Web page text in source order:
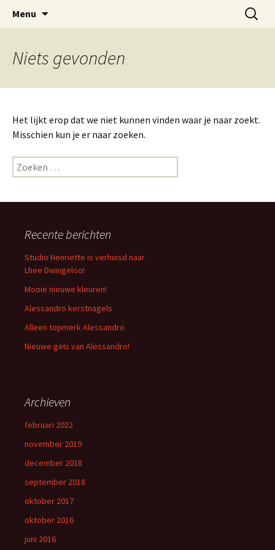
inhoud
Nagelstudio Studio Henriette
Dwingeloo
Bij nagelstudio Studio Henriette in Dwingeloo
kunt u terecht voor gelnagels, spa manicure
en gellak
Menu
Zoeken
naar:
Niets gevonden
Het lijkt erop dat we niet kunnen vinden waar je naar zoekt.
Misschien kun je er naar zoeken.
Zoeken
naar:
Recente berichten
Studio Henriette is verhuisd naar
Lhee Dwingeloo!
Mooie nieuwe kleuren!
Alessandro kerstnagels
Alleen topmerk Alessandro
Nieuwe gels van Alessandro!
Archieven
februari 2022
november 2019
december 2018
september 2018
oktober 2017
oktober 2016
juni 2016